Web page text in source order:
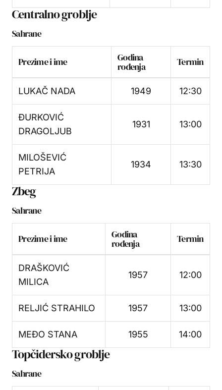
Centralno groblje
Sahrane
Prezime i ime Godina
rođenja Termin
LUKAČ NADA 1949 12:30
ĐURKOVIĆ
DRAGOLJUB
1931 13:00
MILOŠEVIĆ
PETRIJA
1934 13:30
Zbeg
Sahrane
Prezime i ime Godina
rođenja Termin
DRAŠKOVIĆ
MILICA
1957 12:00
RELJIĆ STRAHILO 1957 13:00
MEĐO STANA 1955 14:00
Topčidersko groblje
Sahrane